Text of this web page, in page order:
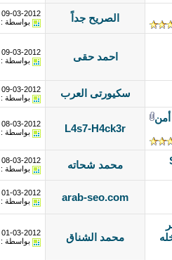
الصريح جداً 09-03-2012
بواسطة :
احمد حقى 09-03-2012
بواسطة :
سكيورتى العرب 09-03-2012
بواسطة :
L4s7-H4ck3r
08-03-2012
بواسطة :
محمد شحاته 08-03-2012
بواسطة :
arab-seo.com
01-03-2012
بواسطة :
محمد الشناق 01-03-2012
بواسطة :